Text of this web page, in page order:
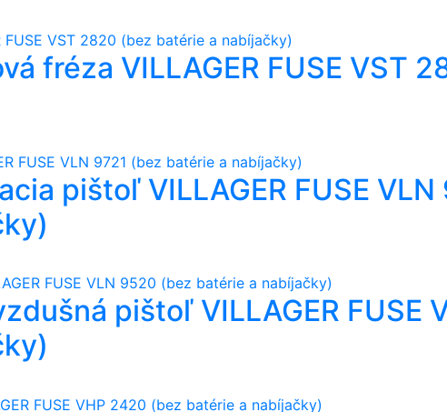
fréza VILLAGER FUSE VST
pištoľ VILLAGER FUSE VLN
pištoľ VILLAGER FUSE